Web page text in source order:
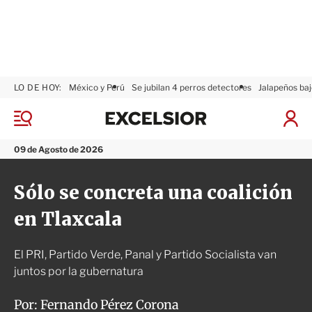
M
n
ú
09 de Agosto de 2026
LO DE HOY: México y Perú Se jubilan 4 perros detectores Jalapeños
I
a
r
x
l
i
o
Sólo se concreta una coalición
en Tlaxcala
El PRI, Partido Verde, Panal y Partido Socialista van
juntos por la gubernatura
Por: Fernando Pérez Corona